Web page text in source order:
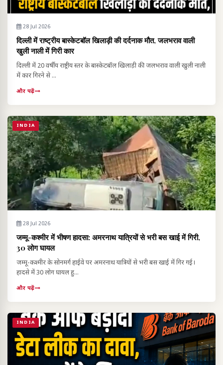
28 Jul 2026
दिल्ली में राष्ट्रीय बास्केटबॉल खिलाड़ी की दर्दनाक मौत, जलभराव वाली
खुली नाली में गिरी कार
दिल्ली में 20 वर्षीय राष्ट्रीय स्तर के बास्केटबॉल खिलाड़ी की जलभराव वाली खुली नाली
में कार गिरने से ...
और पढ़ें
INDIA
28 Jul 2026
जम्मू-कश्मीर में भीषण हादसा: अमरनाथ यात्रियों से भरी बस खाई में गिरी,
30 लोग घायल
जम्मू-कश्मीर के सोनमर्ग हाईवे पर अमरनाथ यात्रियों से भरी बस खाई में गिर गई।
हादसे में 30 लोग घायल हु...
और पढ़ें
INDIA